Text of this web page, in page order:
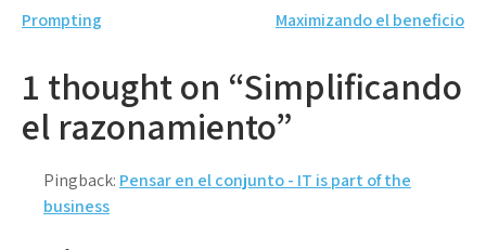
Navegación
de
entradas
Prompting Maximizando el beneficio
1 thought on “Simplificando
el razonamiento”
Pingback: Pensar en el conjunto - IT is part of the
business